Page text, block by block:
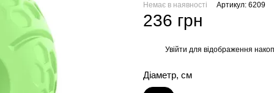
Немає в наявності Артикул: 6209
236 грн
Увійти для відображення
Діаметр, см